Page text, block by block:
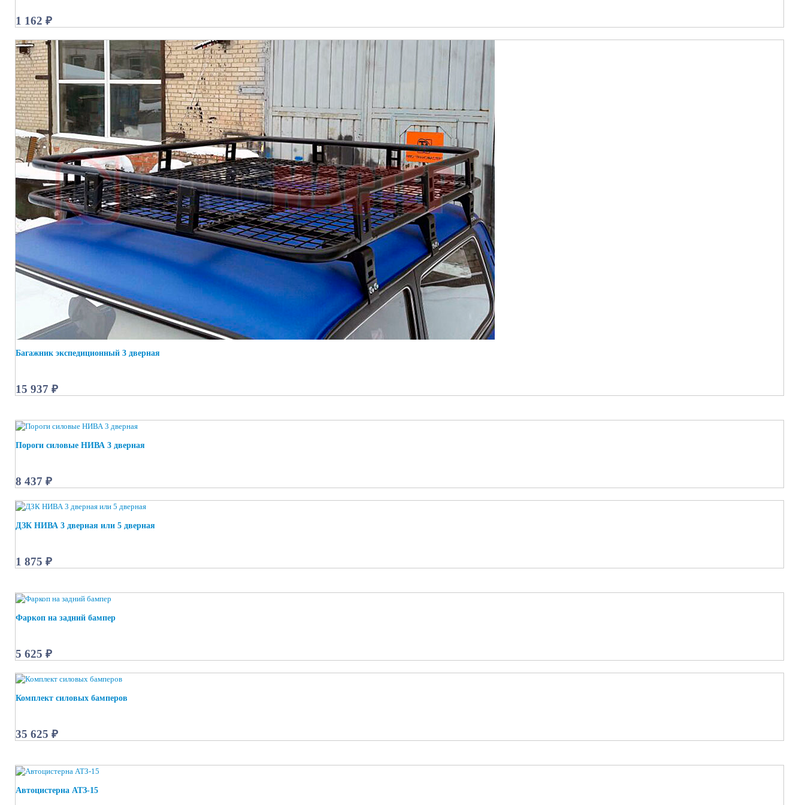
1 162 ₽
Багажник экспедиционный 3 дверная
15 937 ₽
Пороги силовые НИВА 3 дверная
8 437 ₽
ДЗК НИВА 3 дверная или 5 дверная
1 875 ₽
Фаркоп на задний бампер
5 625 ₽
Комплект силовых бамперов
35 625 ₽
Автоцистерна АТЗ-15